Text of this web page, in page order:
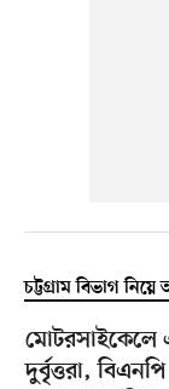
চট্টগ্রাম বিভাগ
মোটরসাইকেলে
দুর্বৃত্তরা,